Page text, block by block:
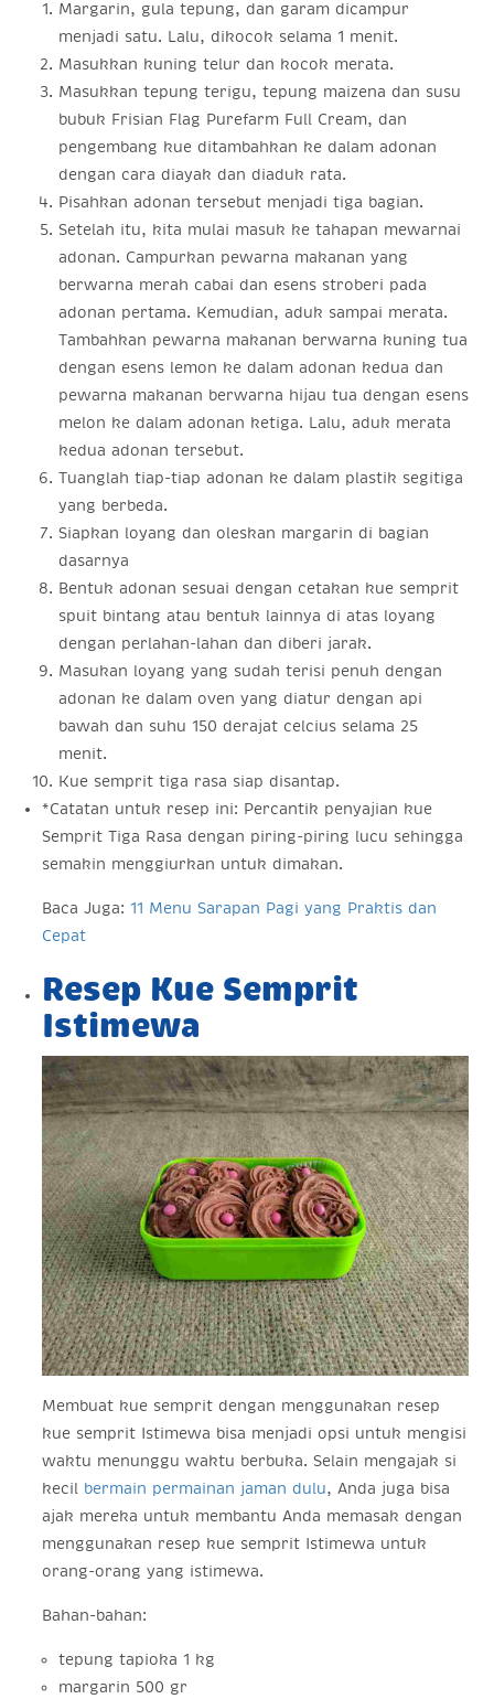
Margarin, gula tepung, dan garam dicampur
menjadi satu. Lalu, dikocok selama 1 menit.
Masukkan kuning telur dan kocok merata.
Masukkan tepung terigu, tepung maizena dan susu
bubuk Frisian Flag Purefarm Full Cream, dan
pengembang kue ditambahkan ke dalam adonan
dengan cara diayak dan diaduk rata.
Pisahkan adonan tersebut menjadi tiga bagian.
Setelah itu, kita mulai masuk ke tahapan mewarnai
adonan. Campurkan pewarna makanan yang
berwarna merah cabai dan esens stroberi pada
adonan pertama. Kemudian, aduk sampai merata.
Tambahkan pewarna makanan berwarna kuning tua
dengan esens lemon ke dalam adonan kedua dan
pewarna makanan berwarna hijau tua dengan esens
melon ke dalam adonan ketiga. Lalu, aduk merata
kedua adonan tersebut.
Tuanglah tiap-tiap adonan ke dalam plastik segitiga
yang berbeda.
Siapkan loyang dan oleskan margarin di bagian
dasarnya
Bentuk adonan sesuai dengan cetakan kue semprit
spuit bintang atau bentuk lainnya di atas loyang
dengan perlahan-lahan dan diberi jarak.
Masukan loyang yang sudah terisi penuh dengan
adonan ke dalam oven yang diatur dengan api
bawah dan suhu 150 derajat celcius selama 25
menit.
Kue semprit tiga rasa siap disantap.
*Catatan untuk resep ini: Percantik penyajian kue
Semprit Tiga Rasa dengan piring-piring lucu sehingga
semakin menggiurkan untuk dimakan.
Baca Juga: 11 Menu Sarapan Pagi yang Praktis dan
Cepat
Resep Kue Semprit
Istimewa
Membuat kue semprit dengan menggunakan resep
kue semprit Istimewa bisa menjadi opsi untuk mengisi
waktu menunggu waktu berbuka. Selain mengajak si
kecil bermain permainan jaman dulu , Anda juga bisa
ajak mereka untuk membantu Anda memasak dengan
menggunakan resep kue semprit Istimewa untuk
orang-orang yang istimewa.
Bahan-bahan:
tepung tapioka 1 kg
margarin 500 gr